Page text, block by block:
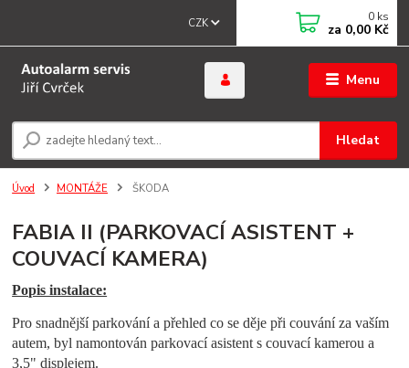
Menu
CZK
Hledat
0 ks
za 0,00 Kč
Úvod MONTÁŽE ŠKODA
FABIA II (PARKOVACÍ ASISTENT +
COUVACÍ KAMERA)
Popis instalace:
Pro snadnější parkování a přehled co se děje při couvání za vaším
autem, byl namontován parkovací asistent s couvací kamerou a
3,5" displejem.